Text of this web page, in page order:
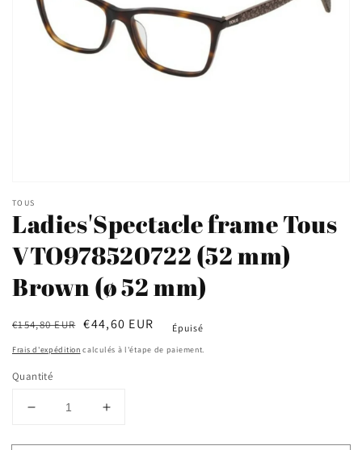
le
dans
une
fenêtre
TOUS
Ladies'Spectacle frame Tous
VTO978520722 (52 mm)
Brown (ø 52 mm)
Prix
habituel
€154,80 EUR
Prix
soldé
€44,60 EUR Épuisé
Frais d'expédition calculés à l'étape de paiement.
Quantité
Réduire
Augmenter